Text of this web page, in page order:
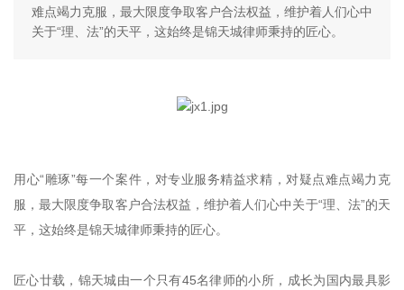
难点竭力克服，最大限度争取客户合法权益，维护着人们心中
关于“理、法”的天平，这始终是锦天城律师秉持的匠心。
用心“雕琢”每一个案件，对专业服务精益求精，对疑点难点竭力克
服，最大限度争取客户合法权益，维护着人们心中关于“理、法”的天
平，这始终是锦天城律师秉持的匠心。
匠心廿载，锦天城由一个只有45名律师的小所，成长为国内最具影